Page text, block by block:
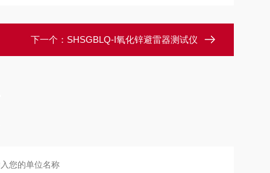
下一个： SHSGBLQ-I氧化锌避雷器测试仪